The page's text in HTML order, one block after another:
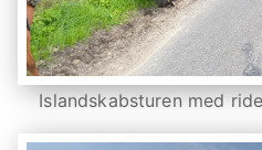
Islandskabsturen med